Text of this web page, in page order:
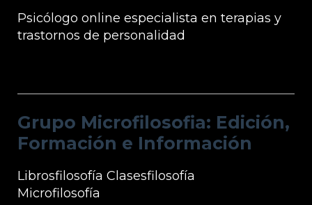
Psicólogo online especialista en terapias y
trastornos de personalidad
Grupo Microfilosofia: Edición,
Formación e Información
Librosfilosofía Clasesfilosofía
Microfilosofía